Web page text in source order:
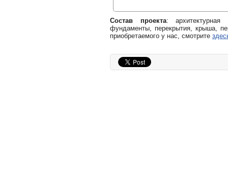
Состав проекта:
фундаменты, перекрытия, крыша,
приобретаемого у нас, смотрите